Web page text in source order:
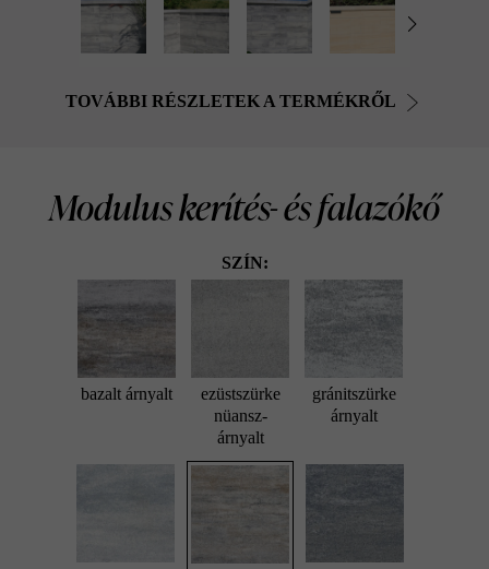
TOVÁBBI RÉSZLETEK A TERMÉKRŐL
Modulus kerítés- és falazókő
SZÍN:
bazalt árnyalt
ezüstszürke
nüansz-
árnyalt
gránitszürke
árnyalt